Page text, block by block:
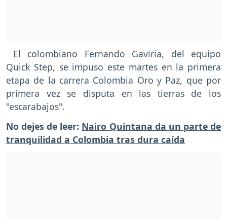
El colombiano Fernando Gaviria, del equipo
Quick Step, se impuso este martes en la primera
etapa de la carrera Colombia Oro y Paz, que por
primera vez se disputa en las tierras de los
"escarabajos".
No dejes de leer: Nairo Quintana da un parte de
tranquilidad a Colombia tras dura caída